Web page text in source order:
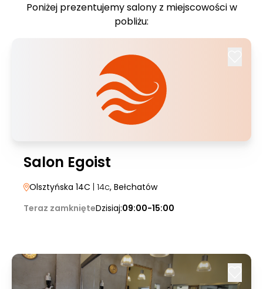
Poniżej prezentujemy salony z miejscowości w
pobliżu:
Salon Egoist
Olsztyńska 14C | 14c, Bełchatów
Teraz zamknięteDzisiaj:09:00-15:00